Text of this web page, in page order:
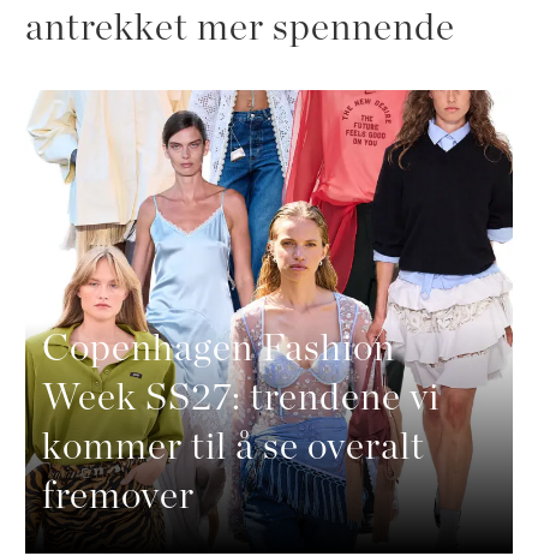
antrekket mer spennende
Copenhagen Fashion
Week SS27: trendene vi
kommer til å se overalt
fremover